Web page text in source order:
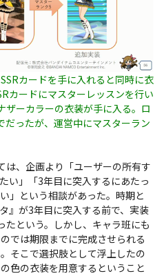
カードを手に入れると同時に衣
カードにマスターレッスンを行い
ザーカラーの衣装が手に入る。ロ
だったが、運営中にマスターラン
は、企画より「ユーザーの所有す
い」「3年目に突入するにあたっ
」という相談があった。時期と
』が3年目に突入する前で、実装
たという。しかし、キャラ班にも
では期限までに完成させられる
そこで選択肢として浮上したの
色の衣装を用意するということ